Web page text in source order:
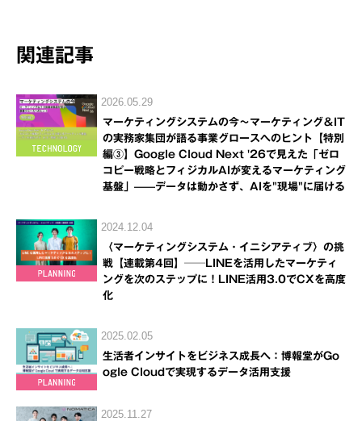
関連記事
2026.05.29
マーケティングシステムの今～マーケティング＆IT
の実務家集団が語る事業グロースへのヒント【特別
編③】Google Cloud Next '26で見えた「ゼロ
コピー戦略とフィジカルAIが変えるマーケティング
基盤」——データは動かさず、AIを"現場"に届ける
2024.12.04
〈マーケティングシステム・イニシアティブ〉の挑
戦【連載第4回】──LINEを活用したマーケティ
ングを次のステップに！LINE活用3.0でCXを高度
化
2025.02.05
生活者インサイトをビジネス成長へ：博報堂がGo
ogle Cloudで実現するデータ活用支援
2025.11.27